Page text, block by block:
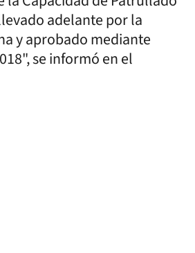
adelante por la
y aprobado mediante
se informó en el